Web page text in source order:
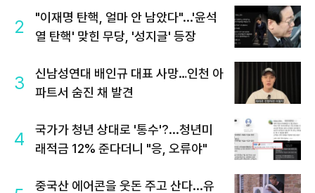
2
"이재명 탄핵, 얼마 안 남았다"...'윤석
열 탄핵' 맞힌 무당, '성지글' 등장
3
신남성연대 배인규 대표 사망…인천 아
파트서 숨진 채 발견
4
국가가 청년 상대로 '통수'?...청년미
래적금 12% 준다더니 "응, 오류야"
중국산 에어콘을 웃돈 주고 산다...유